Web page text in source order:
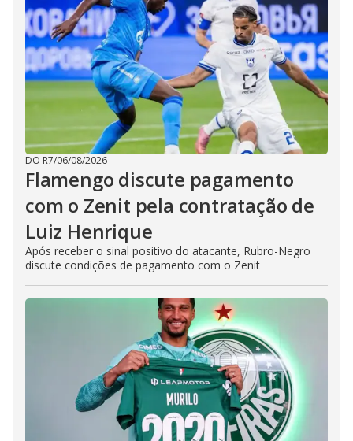
DO R7/06/08/2026
Flamengo discute pagamento
com o Zenit pela contratação de
Luiz Henrique
Após receber o sinal positivo do atacante, Rubro-Negro
discute condições de pagamento com o Zenit